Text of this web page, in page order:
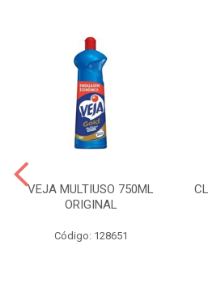
VEJA MULTIUSO 750ML
ORIGINAL
Código: 128651